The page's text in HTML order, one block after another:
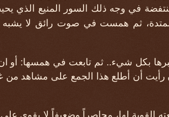
في وجه ذلك السور المنيع الذي
ثم همست في صوت رائق لا يشبه
بكل شيء.. ثم تابعت في همسها: أو
رأيت أن أطلع هذا الجمع على مشاهد
القوية لها، محاصراً وضعيفاً لا يقوى على